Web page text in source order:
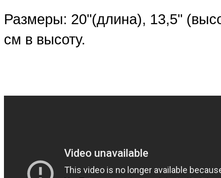
Размеры: 20"(длина), 13,5"
см в высоту.